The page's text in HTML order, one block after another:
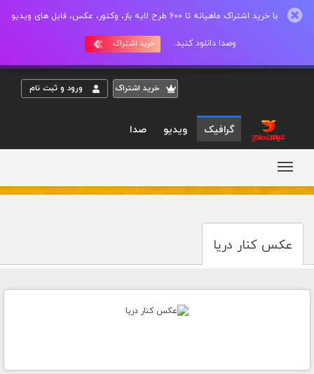
با خرید اشتراک ماهیانه تا 600 طرح لایه باز، وکتور، عکس، فایل های ویدیو
وصدا دانلود کنید. خرید اشتراک
خريد اشتراک ورود و ثبت نام
گرافیک ویدیو صدا
عکس کنار دریا